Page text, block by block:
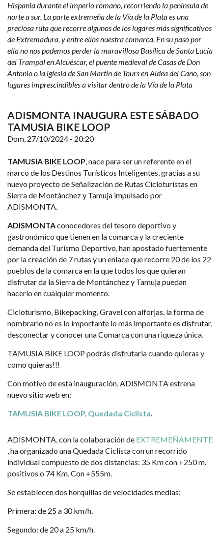
Hispania durante el imperio romano, recorriendo la península de
norte a sur. La parte extremeña de la Vía de la Plata es una
preciosa ruta que recorre algunos de los lugares más significativos
de Extremadura, y entre ellos nuestra comarca. En su paso por
ella no nos podemos perder la maravillosa Basílica de Santa Lucía
del Trampal en Alcuéscar, el puente medieval de Casas de Don
Antonio o la iglesia de San Martín de Tours en Aldea del Cano, son
lugares imprescindibles a visitar dentro de la Vía de la Plata
ADISMONTA INAUGURA ESTE SÁBADO
TAMUSIA BIKE LOOP
Dom, 27/10/2024 - 20:20
TAMUSIA BIKE LOOP, nace para ser un referente en el
marco de los Destinos Turísticos Inteligentes, gracias a su
nuevo proyecto de Señalización de Rutas Cicloturistas en
Sierra de Montánchez y Tamuja impulsado por
ADISMONTA.
ADISMONTAconocedores del tesoro deportivo y
gastronómico que tienen en la comarca y la creciente
demanda del Turismo Deportivo, han apostado fuertemente
por la creación de 7 rutas y un enlace que recorre 20 de los 22
pueblos de la comarca en la que todos los que quieran
disfrutar da la Sierra de Montánchez y Tamuja puedan
hacerlo en cualquier momento.
Cicloturismo, Bikepacking, Gravel con alforjas, la forma de
nombrarlo no es lo importante lo más importante es disfrutar,
desconectar y conocer una Comarca con una riqueza única.
TAMUSIA BIKE LOOP podrás disfrutarla cuando quieras y
como quieras!!!
Con motivo de esta inauguración, ADISMONTA estrena
nuevo sitio web en:
TAMUSIA BIKE LOOP, Quedada Ciclista.
ADISMONTA, con la colaboración de EXTREMEÑAMENTE
, ha organizado una Quedada Ciclista con un recorrido
individual compuesto de dos distancias: 35 Km con +250 m.
positivos o 74 Km. Con +555m.
Se establecen dos horquillas de velocidades medias:
Primera: de 25 a 30 km/h.
Segundo: de 20 a 25 km/h.